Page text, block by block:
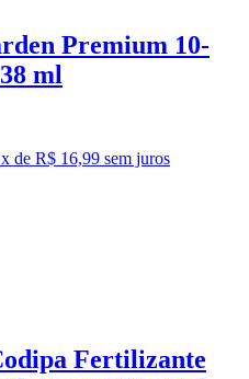
Premium 10-
ml
x de R$ 16,99 sem juros
Fertilizante